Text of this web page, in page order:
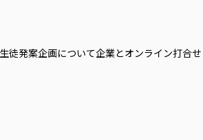
徒発案企画について企業とオンライン打合せ